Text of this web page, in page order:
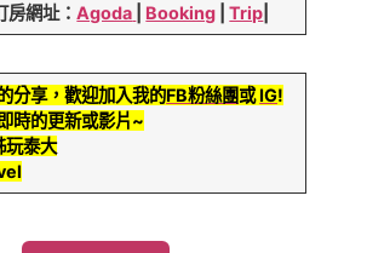
房網址：Agoda Booking |Trip
分享，歡迎加入我的FB粉絲團或IG!
時的更新或影片~
玩泰大